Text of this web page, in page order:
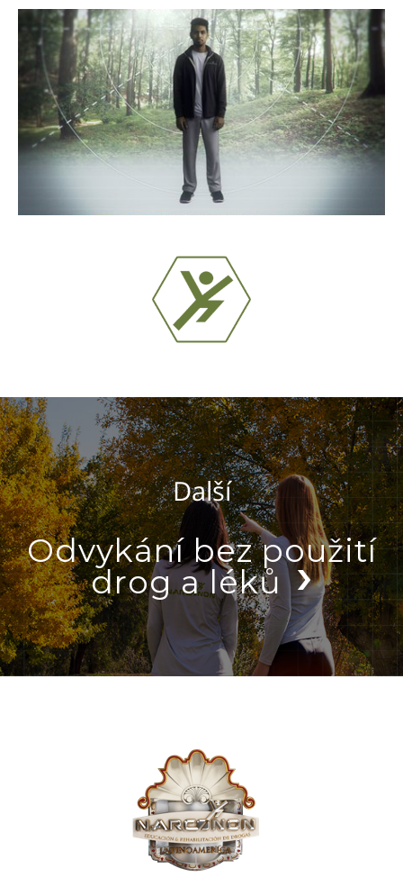
Další
Odvykání bez použití
drog a léků